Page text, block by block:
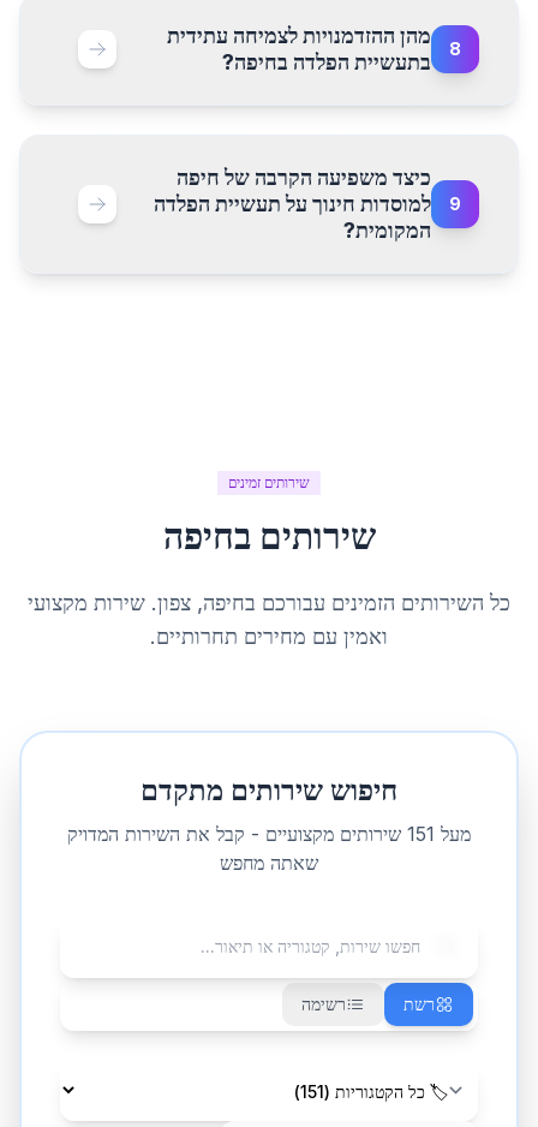
8
מהן ההזדמנויות לצמיחה עתידית
בתעשיית הפלדה בחיפה?
9
כיצד משפיעה הקרבה של חיפה
למוסדות חינוך על תעשיית הפלדה
המקומית?
שירותים זמינים
שירותים בחיפה
כל השירותים הזמינים עבורכם בחיפה, צפון. שירות מקצועי
ואמין עם מחירים תחרותיים.
חיפוש שירותים מתקדם
מעל 151 שירותים מקצועיים - קבל את השירות המדויק
שאתה מחפש
רשת רשימה